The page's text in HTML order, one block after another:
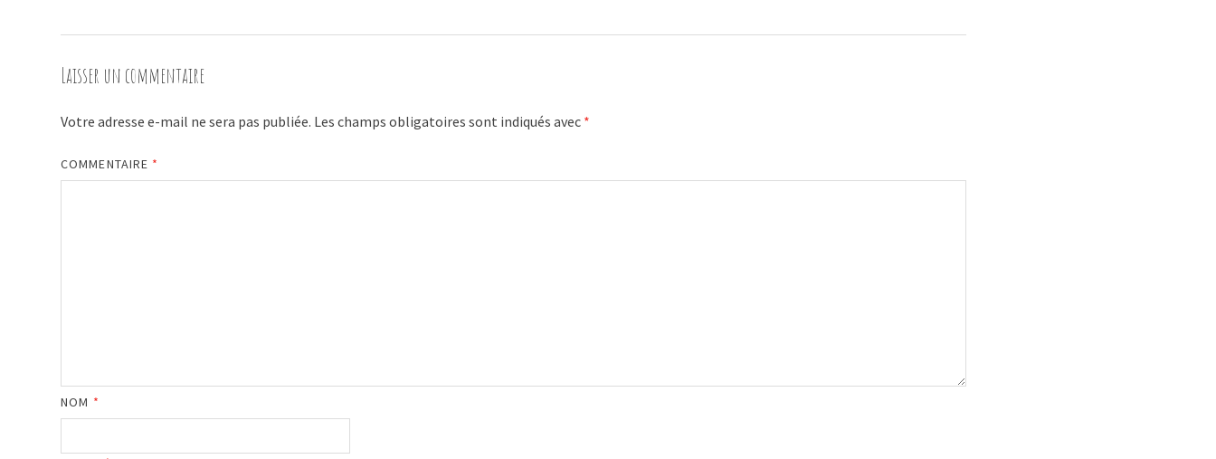
Laisser un commentaire
Votre adresse e-mail ne sera pas publiée. Les champs obligatoires sont indiqués avec *
COMMENTAIRE *
NOM *